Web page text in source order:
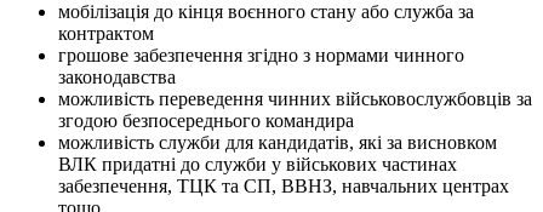
мобілізація до кінця воєнного стану або служба за
контрактом
грошове забезпечення згідно з нормами чинного
законодавства
можливість переведення чинних військовослужбовців за
згодою безпосереднього командира
можливість служби для кандидатів, які за висновком
ВЛК придатні до служби у військових частинах
забезпечення, ТЦК та СП, ВВНЗ, навчальних центрах
тощо